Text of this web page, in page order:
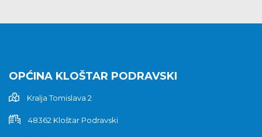
OPĆINA KLOŠTAR PODRAVSKI
Kralja Tomislava 2
48362 Kloštar Podravski